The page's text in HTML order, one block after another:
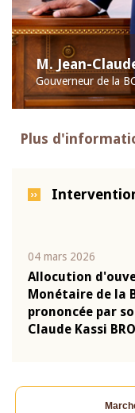
M. Jean-
Gouverneur de la
Plus
04 mars 2026
Allocution
Monétaire de la
prononcée par
Claude Kassi